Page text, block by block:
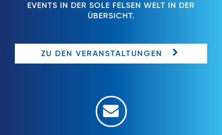
EVENTS IN DER SOLE FELSEN WELT IN DER
ÜBERSICHT.
ZU DEN VERANSTALTUNGEN